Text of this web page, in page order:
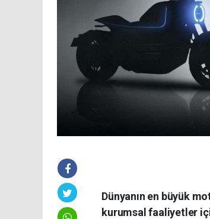
Dünyanın en büyük
kurumsal faaliyetler